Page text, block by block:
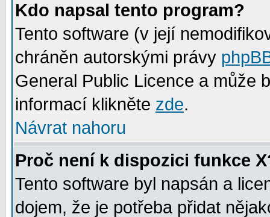
Kdo napsal tento program?
Tento software (v její
chráněn autorskými právy
General Public Licence a může
informací klikněte zde.
Návrat nahoru
Proč není k dispozici funkce
Tento software byl napsán a
dojem, že je potřeba přidat